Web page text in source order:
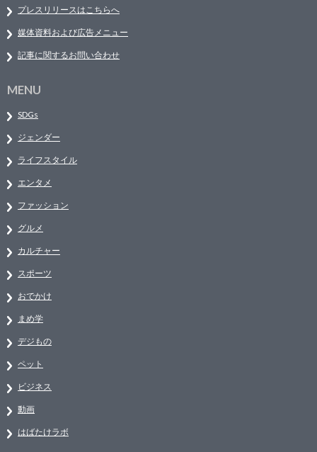
プレスリリースはこちらへ
媒体資料および広告メニュー
記事に関するお問い合わせ
MENU
SDGs
ジェンダー
ライフスタイル
エンタメ
ファッション
グルメ
カルチャー
スポーツ
おでかけ
まめ学
デジもの
ペット
ビジネス
動画
はばたけラボ